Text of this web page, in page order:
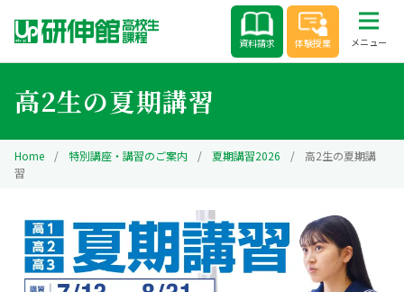
資料請求 体験授業 メニュー
高2生の夏期講習
Home / 特別講座・講習のご案内 / 夏期講習2026 /
高2生の夏期講
習